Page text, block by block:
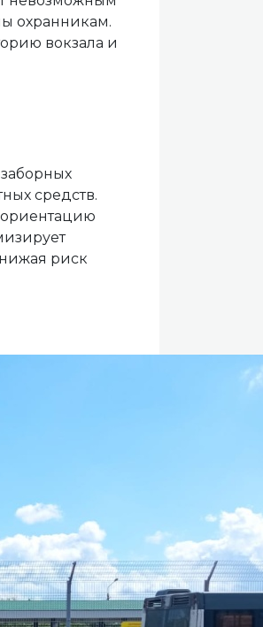
охранникам.
вокзала и
средств.
ориентацию
риск